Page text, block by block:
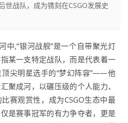
世战队，成为镌刻在CSGO发展史
中,“银河战舰”是一个自带聚光灯
某一支特定战队，而是代表着一
尖明星选手的“梦幻阵容”——他
聚成河，以碾压级的个人能力、
赛观赏性，成为CSGO生态中最
是赛事冠军的有力争夺者，更是